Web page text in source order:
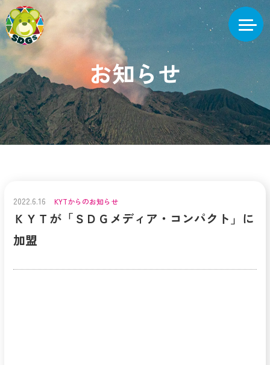
お知らせ
2022.6.16 KYTからのお知らせ
ＫＹＴが「ＳＤＧメディア・コンパクト」に
加盟